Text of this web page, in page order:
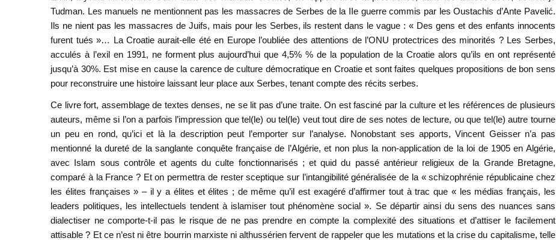
Tudman. Les manuels ne mentionnent pas les massacres de Serbes de la IIe guerre commis par les Oustachis d’Ante Pavelić.
Ils ne nient pas les massacres de Juifs, mais pour les Serbes, ils restent dans le vague : « Des gens et des enfants innocents
furent tués »… La Croatie aurait-elle été en Europe l’oubliée des attentions de l’ONU protectrices des minorités ? Les Serbes,
acculés à l’exil en 1991, ne forment plus aujourd’hui que 4,5% % de la population de la Croatie alors qu’ils en ont représenté
jusqu’à 30%. Est mise en cause la carence de culture démocratique en Croatie et sont faites quelques propositions de bon sens
pour reconstruire une histoire laissant leur place aux Serbes, tenant compte des récits serbes.
Ce livre fort, assemblage de textes denses, ne se lit pas d’une traite. On est fasciné par la culture et les références de plusieurs
auteurs, même si l’on a parfois l’impression que tel(le) ou tel(le) veut tout dire de ses notes de lecture, ou que tel(le) autre tourne
un peu en rond, qu’ici et là la description peut l’emporter sur l’analyse. Nonobstant ses apports, Vincent Geisser n’a pas
mentionné la dureté de la sanglante conquête française de l’Algérie, et non plus la non-application de la loi de 1905 en Algérie,
avec Islam sous contrôle et agents du culte fonctionnarisés ; et quid du passé antérieur religieux de la Grande Bretagne,
comparé à la France ? Et on permettra de rester sceptique sur l’intangibilité généralisée de la « schizophrénie républicaine chez
les élites françaises » – il y a élites et élites ; de même qu’il est exagéré d’affirmer tout à trac que « les médias français, les
leaders politiques, les intellectuels tendent à islamiser tout phénomène social ». Se départir ainsi du sens des nuances sans
dialectiser ne comporte-t-il pas le risque de ne pas prendre en compte la complexité des situations et d’attiser le facilement
attisable ? Et ce n’est ni être bourrin marxiste ni althussérien fervent de rappeler que les mutations et la crise du capitalisme, telle